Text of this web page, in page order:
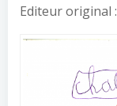
Editeur original :